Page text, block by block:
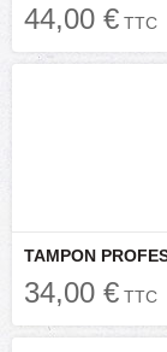
44,00 € TTC
TAMPON
34,00 € TTC